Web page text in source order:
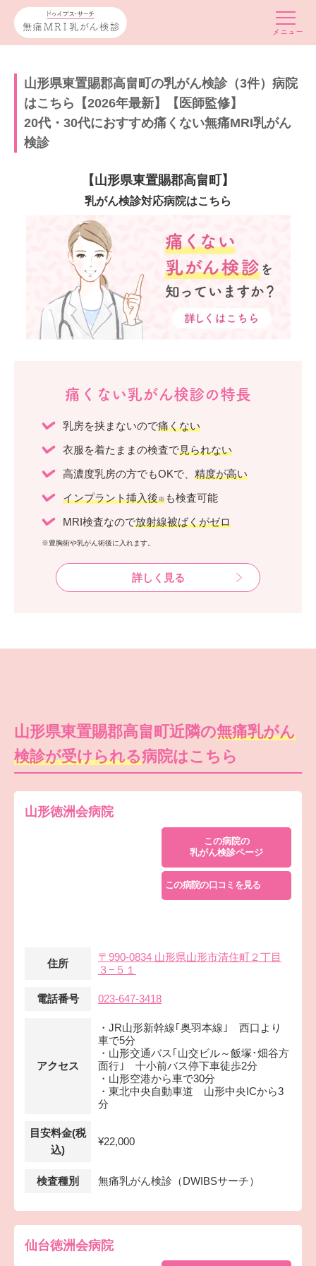
山形県東置賜郡高畠町の乳がん検診（3件）病院
はこちら【2026年最新】【医師監修】
20代・30代におすすめ痛くない無痛MRI乳がん
検診
【山形県東置賜郡高畠町】
乳がん検診対応病院はこちら
痛くない乳がん検診の特長
乳房を挟まないので痛くない
衣服を着たままの検査で見られない
高濃度乳房の方でもOKで、 精度が高い
インプラント挿入後※ も検査可能
MRI検査なので放射線被ばくがゼロ
※豊胸術や乳がん術後に入れます。
詳しく見る
山形県東置賜郡高畠町近隣の無痛乳がん
検診が受けられる病院はこちら
山形徳洲会病院
この病院の
乳がん検診ページ
この病院の口コミを見る
住所
〒990-0834 山形県山形市清住町２丁目
３−５１
電話番号 023-647-3418
アクセス
・JR山形新幹線｢奥羽本線｣ 西口より
車で5分
・山形交通バス｢山交ビル～飯塚･畑谷方
面行｣ 十小前バス停下車徒歩2分
・山形空港から車で30分
・東北中央自動車道 山形中央ICから3
分
目安料金(税
込)
¥22,000
検査種別 無痛乳がん検診（DWIBSサーチ）
仙台徳洲会病院